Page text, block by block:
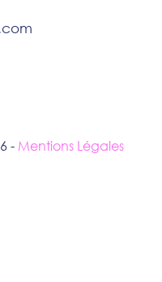
- Mentions Légales